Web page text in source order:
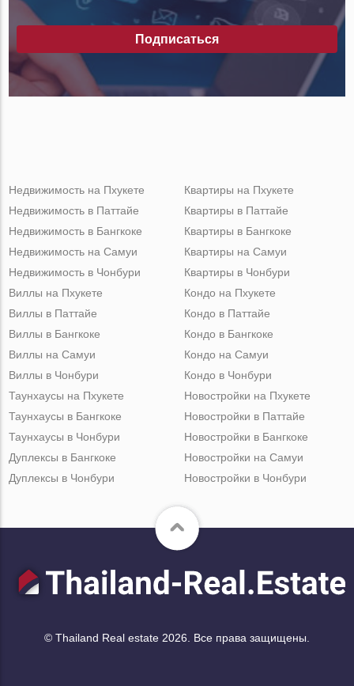
Подписаться
Недвижимость на Пхукете
Недвижимость в Паттайе
Недвижимость в Бангкоке
Недвижимость на Самуи
Недвижимость в Чонбури
Квартиры на Пхукете
Квартиры в Паттайе
Квартиры в Бангкоке
Квартиры на Самуи
Квартиры в Чонбури
Виллы на Пхукете
Виллы в Паттайе
Виллы в Бангкоке
Виллы на Самуи
Виллы в Чонбури
Кондо на Пхукете
Кондо в Паттайе
Кондо в Бангкоке
Кондо на Самуи
Кондо в Чонбури
Таунхаусы на Пхукете
Таунхаусы в Бангкоке
Таунхаусы в Чонбури
Дуплексы в Бангкоке
Дуплексы в Чонбури
Новостройки на Пхукете
Новостройки в Паттайе
Новостройки в Бангкоке
Новостройки на Самуи
Новостройки в Чонбури
© Thailand Real estate 2026. Все права защищены.